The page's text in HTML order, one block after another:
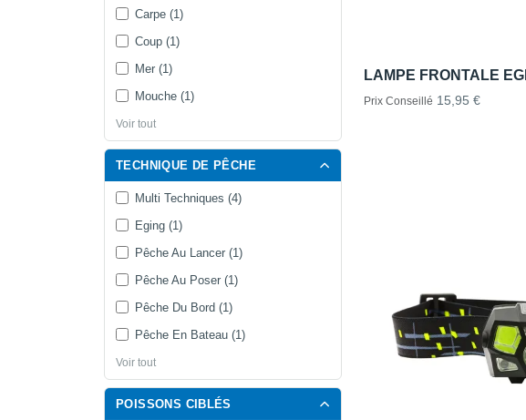
Carpe (1)
Coup (1)
Mer (1)
Mouche (1)
Voir tout
TECHNIQUE DE PÊCHE
Multi Techniques (4)
Eging (1)
Pêche Au Lancer (1)
Pêche Au Poser (1)
Pêche Du Bord (1)
Pêche En Bateau (1)
Voir tout
POISSONS CIBLÉS
LAMPE FRONTALE
Prix Conseillé 15,95 €